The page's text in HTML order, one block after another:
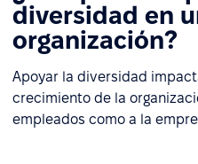
diversidad en
organización?
Apoyar la diversidad
crecimiento de la
empleados como a la